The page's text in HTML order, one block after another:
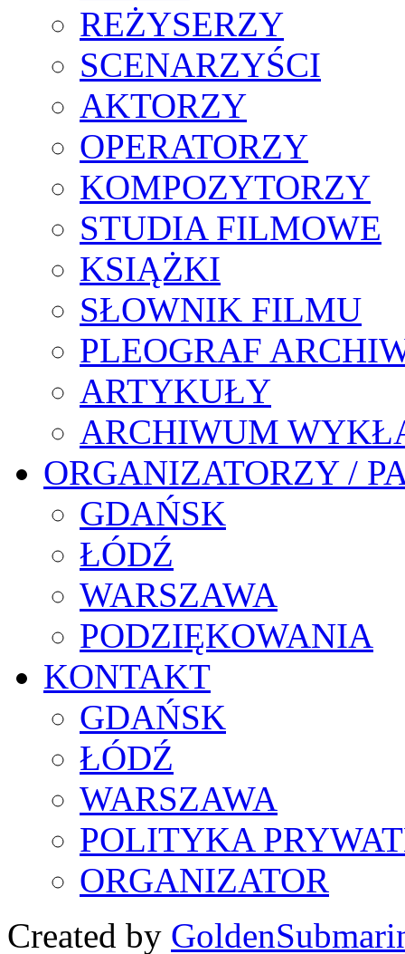
REŻYSERZY
SCENARZYŚCI
AKTORZY
OPERATORZY
KOMPOZYTORZY
STUDIA FILMOWE
KSIĄŻKI
SŁOWNIK FILMU
PLEOGRAF
ARTYKUŁY
ARCHIWUM
ORGANIZATORZY /
GDAŃSK
ŁÓDŹ
WARSZAWA
PODZIĘKOWANIA
KONTAKT
GDAŃSK
ŁÓDŹ
WARSZAWA
POLITYKA
ORGANIZATOR
Created by